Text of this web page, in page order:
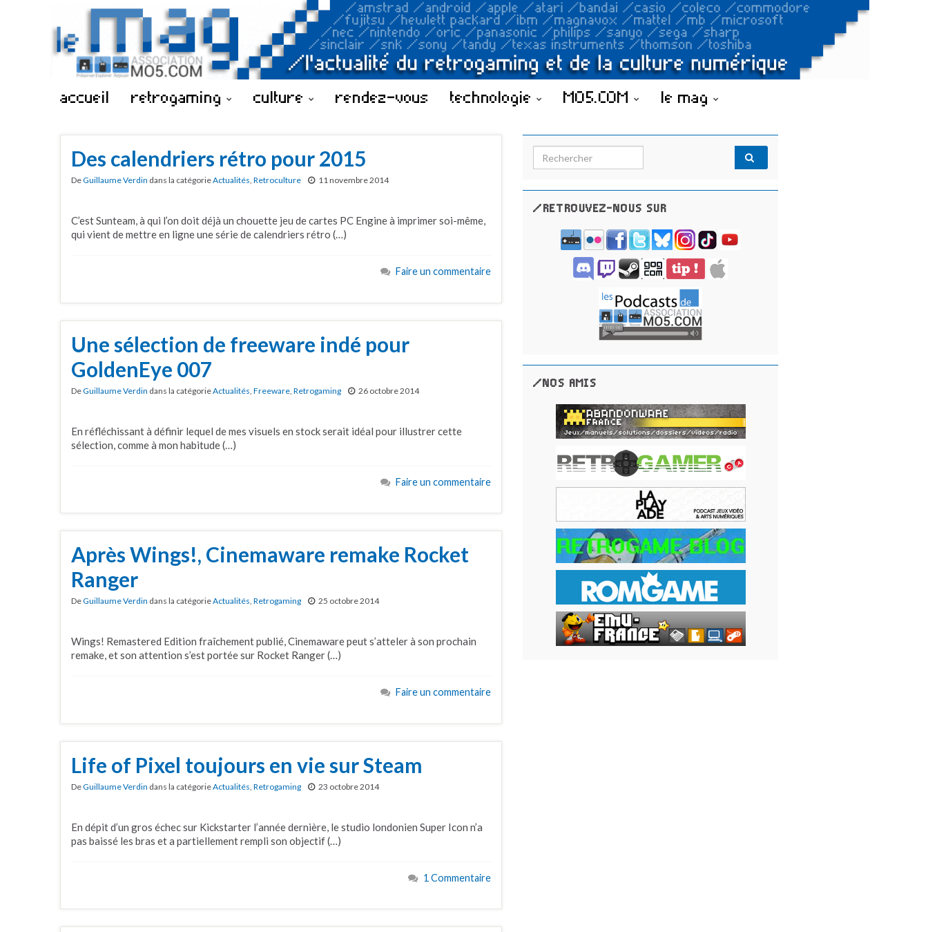
accueil retrogaming culture rendez-vous technologie MO5.COM le mag
Des calendriers rétro pour 2015
DeGuillaume Verdin dans la catégorieActualités, Retroculture 11 novembre 2014
C’est Sunteam, à qui l’on doit déjà un chouette jeu de cartes PC Engine à imprimer soi-même,
qui vient de mettre en ligne une série de calendriers rétro (…)
Faire un commentaire
Une sélection de freeware indé pour
GoldenEye 007
DeGuillaume Verdin dans la catégorieActualités Freeware Retrogaming 26 octobre 2014
En réfléchissant à définir lequel de mes visuels en stock serait idéal pour illustrer cette
sélection, comme à mon habitude (…)
Faire un commentaire
Après Wings!, Cinemaware remake Rocket
Ranger
DeGuillaume Verdin dans la catégorieActualités, Retrogaming 25 octobre 2014
Wings! Remastered Edition fraîchement publié, Cinemaware peut s’atteler à son prochain
remake, et son attention s’est portée sur Rocket Ranger (…)
Faire un commentaire
Life of Pixel toujours en vie sur Steam
DeGuillaume Verdin dans la catégorieActualités Retrogaming 23 octobre 2014
En dépit d’un gros échec sur Kickstarter l’année dernière, le studio londonien Super Icon n’a
pas baissé les bras et a partiellement rempli son objectif (…)
1 Commentaire
Search for:
/RETROUVEZ-NOUS SUR
/NOS AMIS